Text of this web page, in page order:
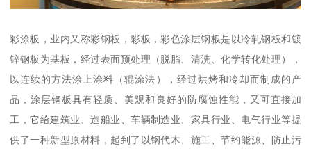
彩涂板，业内又称彩钢板，彩板，彩色涂层钢板是以冷轧钢板和镀
锌钢板为基板，经过表面预处理（脱脂、清洗、化学转化处理），
以连续的方法涂上涂料（辊涂法），经过烘烤和冷却而制成的产
品，涂层钢板具有轻质、美观和良好的防腐蚀性能，又可直接加
工，它给建筑业、造船业、车辆制造业、家具行业、电气行业等提
供了一种新型原材料，起到了以钢代木、施工、节约能源、防止污